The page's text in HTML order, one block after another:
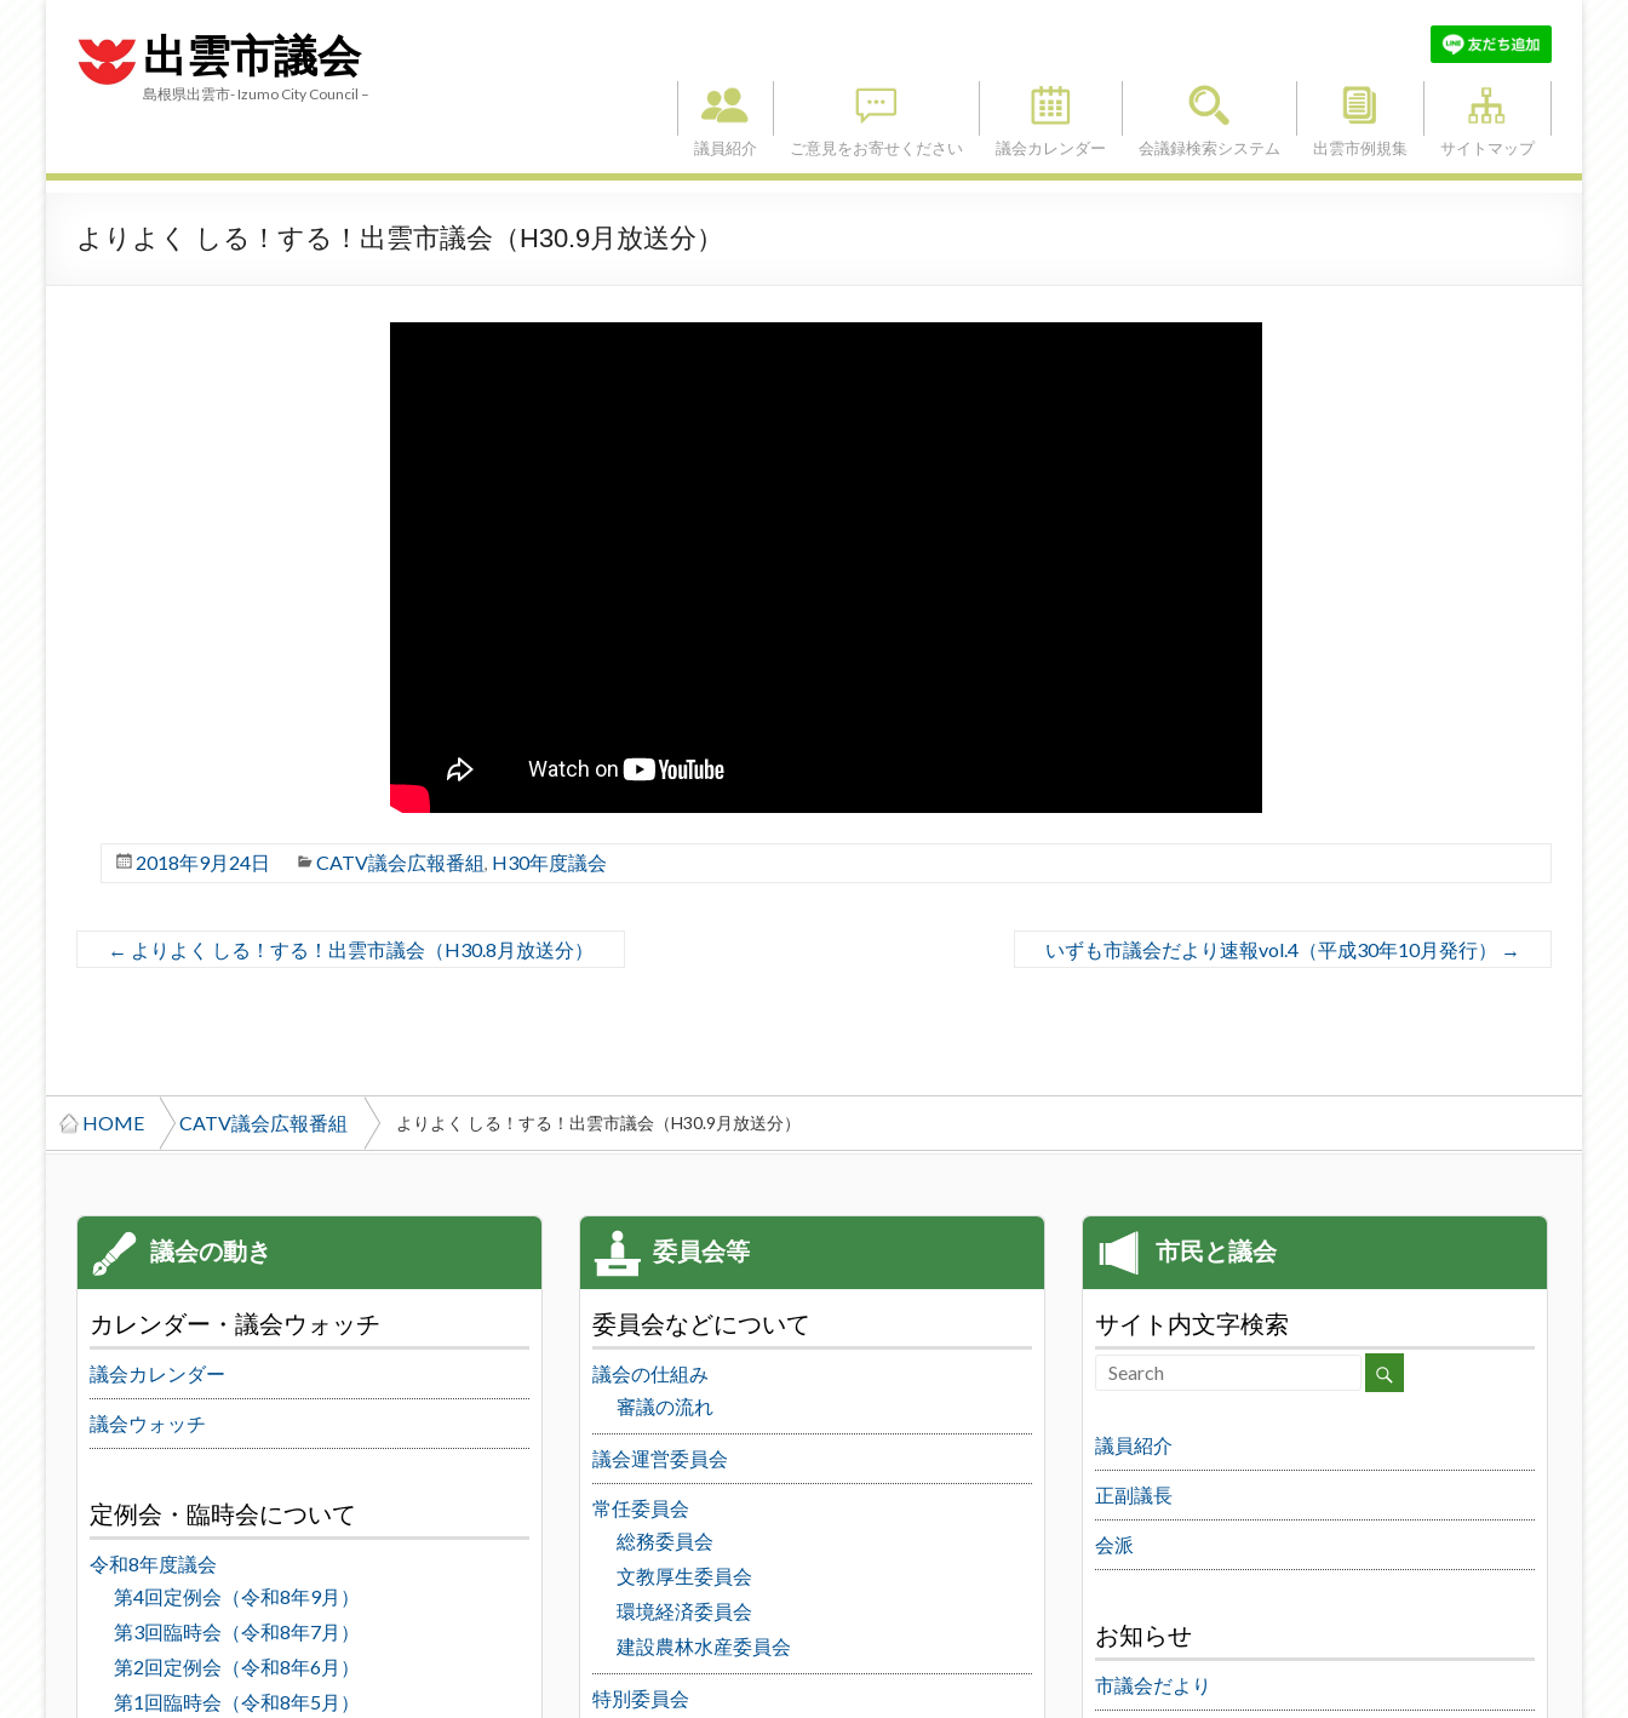
出雲市議会
島根県出雲市- Izumo City Council –
議員紹介 ご意見をお寄せください 議会カレンダー 会議録検索システム 出雲市例規集 サイトマップ
よりよく しる！する！出雲市議会（H30.9月放送分）
2018年9月24日 CATV議会広報番組, H30年度議会
← よりよく しる！する！出雲市議会（H30.8月放送分） いずも市議会だより速報vol.4（平成30年10月発行） →
HOME CATV議会広報番組 よりよく しる！する！出雲市議会（H30.9月放送分）
カレンダー・議会ウォッチ
議会カレンダー
議会ウォッチ
定例会・臨時会について
令和8年度議会
第4回定例会（令和8年9月）
第3回臨時会（令和8年7月）
第2回定例会（令和8年6月）
第1回臨時会（令和8年5月）
委員会などについて
議会の仕組み
審議の流れ
議会運営委員会
常任委員会
総務委員会
文教厚生委員会
環境経済委員会
建設農林水産委員会
特別委員会
サイト内文字検索
議員紹介
正副議長
会派
お知らせ
市議会だより